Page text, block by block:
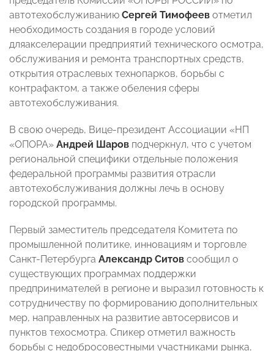
автотехобслуживанию Сергей Тимофеев отметил
необходимость создания в городе условий
дляакселерации предприятий технического осмотра,
обслуживания и ремонта транспортных средств,
открытия отраслевых технопарков, борьбы с
контрафактом, а также обеления сферы
автотехобслуживания.
В свою очередь, Вице-президент Ассоциации «НП
«ОПОРА» Андрей Шаров подчеркнул, что с учетом
региональной специфики отдельные положения
федеральной программы развития отрасли
автотехобслуживания должны лечь в основу
городской программы.
Первый заместитель председателя Комитета по
промышленной политике, инновациям и торговле
Санкт-Петербурга Александр Ситов сообщил о
существующих программах поддержки
предпринимателей в регионе и выразил готовность к
сотрудничеству по формированию дополнительных
мер, направленных на развитие автосервисов и
пунктов техосмотра. Спикер отметил важность
борьбы с недобросовестными участниками рынка,